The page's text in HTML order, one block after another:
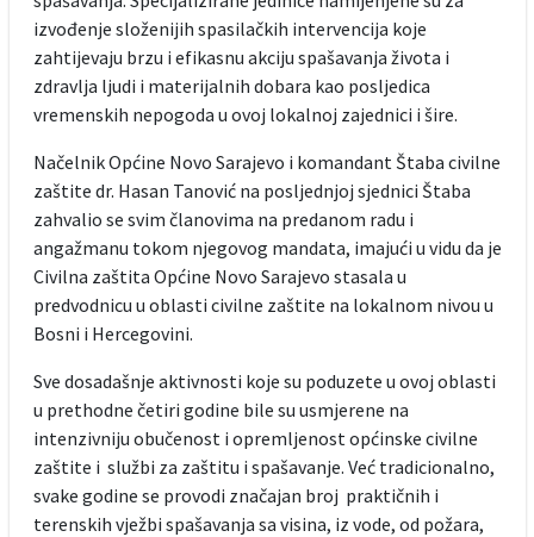
izvođenje složenijih spasilačkih intervencija koje
zahtijevaju brzu i efikasnu akciju spašavanja života i
zdravlja ljudi i materijalnih dobara kao posljedica
vremenskih nepogoda u ovoj lokalnoj zajednici i šire.
Načelnik Općine Novo Sarajevo i komandant Štaba civilne
zaštite dr. Hasan Tanović na posljednjoj sjednici Štaba
zahvalio se svim članovima na predanom radu i
angažmanu tokom njegovog mandata, imajući u vidu da je
Civilna zaštita Općine Novo Sarajevo stasala u
predvodnicu u oblasti civilne zaštite na lokalnom nivou u
Bosni i Hercegovini.
Sve dosadašnje aktivnosti koje su poduzete u ovoj oblasti
u prethodne četiri godine bile su usmjerene na
intenzivniju obučenost i opremljenost općinske civilne
zaštite i službi za zaštitu i spašavanje. Već tradicionalno,
svake godine se provodi značajan broj praktičnih i
terenskih vježbi spašavanja sa visina, iz vode, od požara,